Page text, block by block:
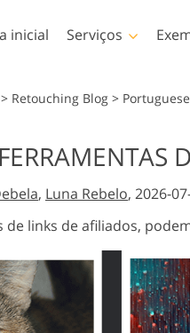
inicial Serviços
Modelos de vestuário
gerados por IA
Photoshop
Photoshop Actions
Pincéis de Photoshop
Sobreposições de
Texturas de Photoshop
Ações PS Coleções
inteiras
Ps sobrepõe coleções
inteiras
> Retouching Blog >
, Luna Rebelo, 2026-
links de afiliados,